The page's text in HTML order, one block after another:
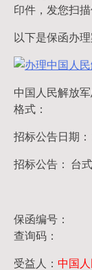
印件，发您扫
以下是保函办理
中国人民解放
格式：
招标公告日期
招标公告： 台
保函编号：
查询码：
受益人： 中国